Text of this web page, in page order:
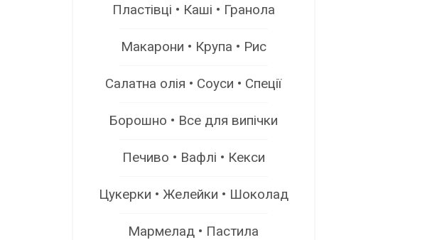
Пластівці • Каші • Гранола
Макарони • Крупа • Рис
Салатна олія • Соуси • Спеції
Борошно • Все для випічки
Печиво • Вафлі • Кекси
Цукерки • Желейки • Шоколад
Мармелад • Пастила